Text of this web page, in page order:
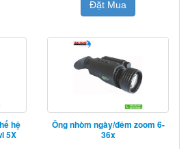
Đặt Mua
hệ
5X
Ống nhòm ngày/đêm zoom 6-
36x